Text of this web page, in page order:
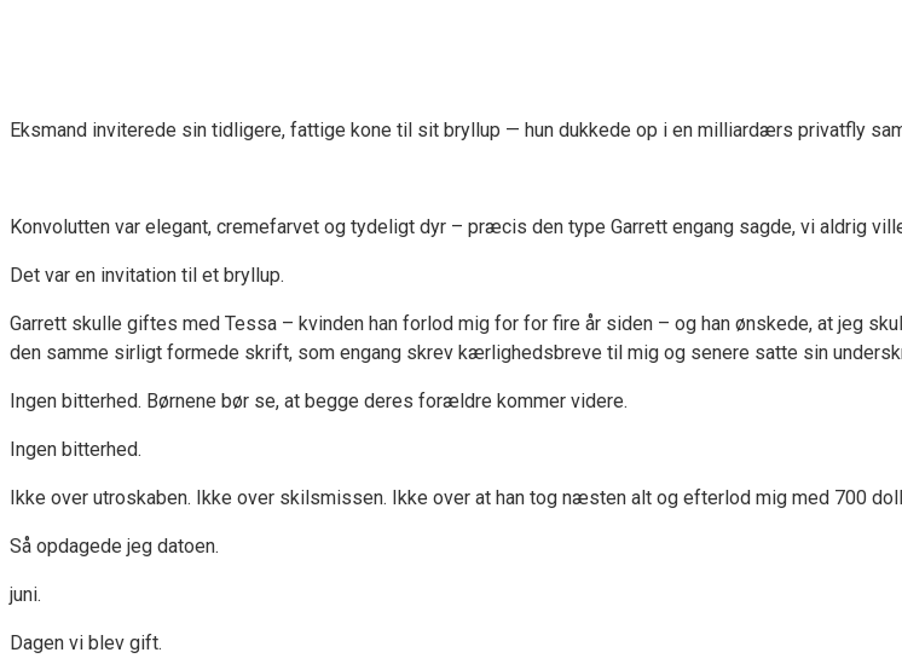
Eksmand inviterede sin tidligere, fattige kone til sit bryllup — hun dukkede op i en milliardærs privatfly
Konvolutten var elegant, cremefarvet og tydeligt dyr – præcis den type Garrett engang sagde, vi aldrig
Det var en invitation til et bryllup.
Garrett skulle giftes med Tessa – kvinden han forlod mig for for fire år siden – og han ønskede, at jeg
den samme sirligt formede skrift, som engang skrev kærlighedsbreve til mig og senere satte sin
Ingen bitterhed. Børnene bør se, at begge deres forældre kommer videre.
Ingen bitterhed.
Ikke over utroskaben. Ikke over skilsmissen. Ikke over at han tog næsten alt og efterlod mig med 700
Så opdagede jeg datoen.
juni.
Dagen vi blev gift.